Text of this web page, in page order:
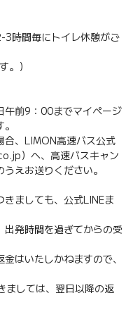
3時間毎にトイレ休憩がご
。）
午前9：00までマイページ
合、LIMON高速バス公式
）へ、高速バスキャン
えお送りください。
ましても、公式LINEま
出発時間を過ぎてからの受
はいたしかねますので、
ましては、翌日以降の返